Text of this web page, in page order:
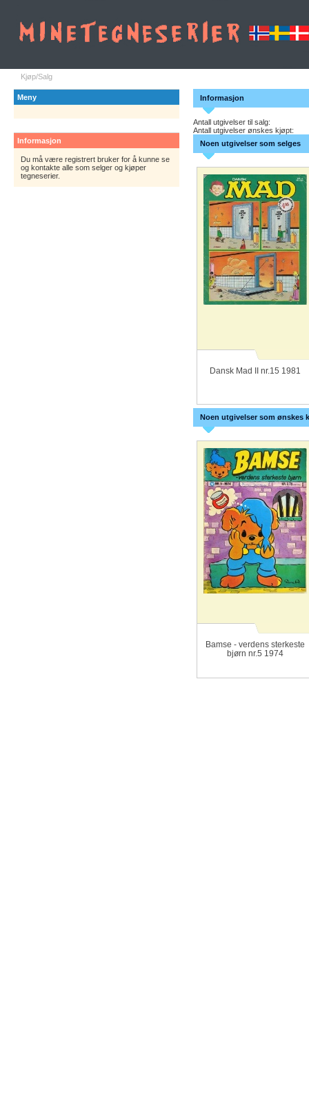
Kjøp/Salg
Meny
Informasjon
Du må være registrert bruker for å kunne se
og kontakte alle som selger og kjøper
tegneserier.
Informasjon
Antall utgivelser til salg:
Antall utgivelser ønskes kjøpt:
Noen utgivelser som selges
Dansk Mad II nr.15 1981
Noen utgivelser som ønskes
Bamse - verdens sterkeste
bjørn nr.5 1974